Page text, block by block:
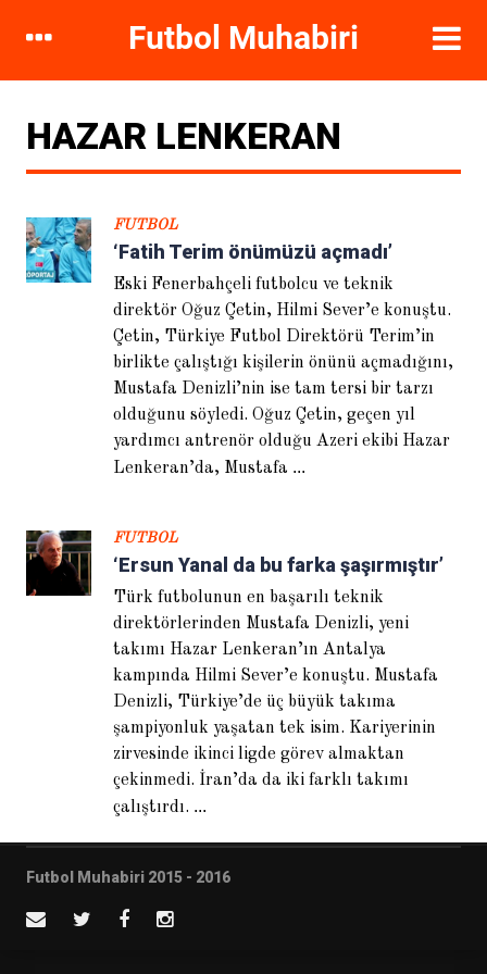
DIKKAT ÇEKENLER
Hugo Sanchez: Galatasaray’ı
ayağa kaldırırım
Sven Goran Eriksson: Finali
göreceğimizden emindik
Abdullah Avcı: Eleştiri Terim’e
değil Türk futboluna
HAZAR LENKERAN
FUTBOL
‘Fatih Terim önümüzü açmadı’
Eski Fenerbahçeli futbolcu ve teknik
direktör Oğuz Çetin, Hilmi Sever’e konuştu.
Çetin, Türkiye Futbol Direktörü Terim’in
birlikte çalıştığı kişilerin önünü açmadığını,
Mustafa Denizli’nin ise tam tersi bir tarzı
olduğunu söyledi. Oğuz Çetin, geçen yıl
yardımcı antrenör olduğu Azeri ekibi Hazar
Lenkeran’da, Mustafa ...
FUTBOL
‘Ersun Yanal da bu farka şaşırmıştır’
Türk futbolunun en başarılı teknik
direktörlerinden Mustafa Denizli, yeni
takımı Hazar Lenkeran’ın Antalya
kampında Hilmi Sever’e konuştu. Mustafa
Denizli, Türkiye’de üç büyük takıma
şampiyonluk yaşatan tek isim. Kariyerinin
zirvesinde ikinci ligde görev almaktan
çekinmedi. İran’da da iki farklı takımı
çalıştırdı. ...
Futbol Muhabiri 2015 - 2016